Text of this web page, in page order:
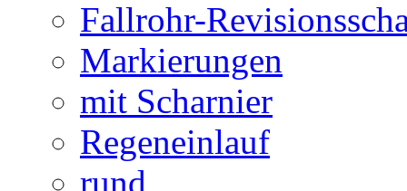
Fallrohr-
Markierungen
mit Scharnier
Regeneinlauf
rund